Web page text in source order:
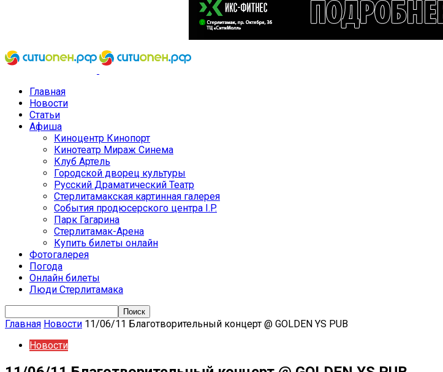
Главная
Новости
Статьи
Афиша
Киноцентр Кинопорт
Кинотеатр Мираж Синема
Клуб Артель
Городской дворец культуры
Русский Драматический Театр
Стерлитамакская картинная галерея
События продюсерского центра I.P.
Парк Гагарина
Стерлитамак-Арена
Купить билеты онлайн
Фотогалерея
Погода
Онлайн билеты
Люди Стерлитамака
Главная Новости 11/06/11 Благотворительный концерт @ GOLDEN YS PUB
Новости